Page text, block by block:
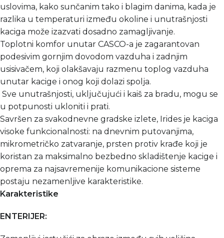
uslovima, kako sunčanim tako i blagim danima, kada je
razlika u temperaturi između okoline i unutrašnjosti
kaciga može izazvati dosadno zamagljivanje.
Toplotni komfor unutar CASCO-a je zagarantovan
podesivim gornjim dovodom vazduha i zadnjim
usisivačem, koji olakšavaju razmenu toplog vazduha
unutar kacige i onog koji dolazi spolja.
Sve unutrašnjosti, uključujući i kaiš za bradu, mogu se
u potpunosti ukloniti i prati.
Savršen za svakodnevne gradske izlete, Irides je kaciga
visoke funkcionalnosti: na dnevnim putovanjima,
mikrometričko zatvaranje, prsten protiv krađe koji je
koristan za maksimalno bezbedno skladištenje kacige i
oprema za najsavremenije komunikacione sisteme
postaju nezamenljive karakteristike.
Karakteristike
ENTERIJER: